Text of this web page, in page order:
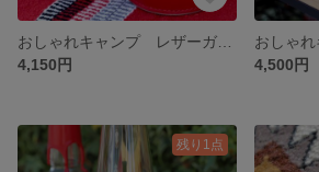
4,150円
4,500円
残り1点